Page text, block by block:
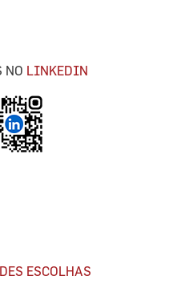
NO LINKEDIN
ESCOLHAS